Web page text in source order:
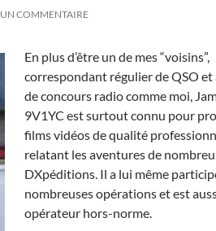
UN COMMENTAIRE
En plus d’être un de mes “voisins”,
correspondant régulier de QSO et
de concours radio comme moi,
9V1YC est surtout connu pour
films vidéos de qualité
relatant les aventures de
DXpéditions. Il a lui même
nombreuses opérations et est
opérateur hors-norme.